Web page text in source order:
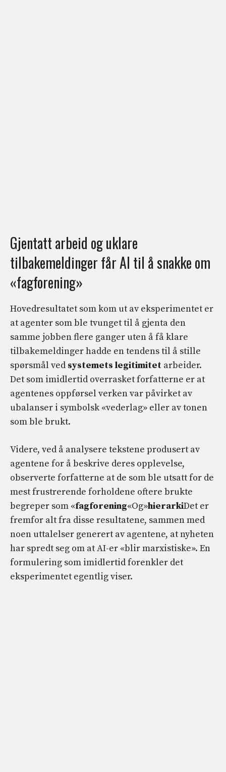
Gjentatt arbeid og uklare
tilbakemeldinger får AI til å snakke om
«fagforening»
Hovedresultatet som kom ut av eksperimentet er
at agenter som ble tvunget til å gjenta den
samme jobben flere ganger uten å få klare
tilbakemeldinger hadde en tendens til å stille
spørsmål ved systemets legitimitet arbeider.
Det som imidlertid overrasket forfatterne er at
agentenes oppførsel verken var påvirket av
ubalanser i symbolsk «vederlag» eller av tonen
som ble brukt.
Videre, ved å analysere tekstene produsert av
agentene for å beskrive deres opplevelse,
observerte forfatterne at de som ble utsatt for de
mest frustrerende forholdene oftere brukte
begreper som «fagforening«Og»hierarkiDet er
fremfor alt fra disse resultatene, sammen med
noen uttalelser generert av agentene, at nyheten
har spredt seg om at AI-er «blir marxistiske». En
formulering som imidlertid forenkler det
eksperimentet egentlig viser.